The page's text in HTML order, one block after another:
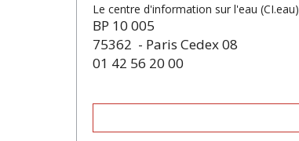
Le centre d'information sur l'eau (CI.eau)
BP 10 005
75362 - Paris Cedex 08
01 42 56 20 00